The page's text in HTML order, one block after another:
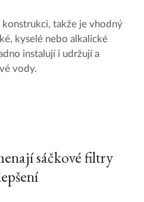
takže je vhodný
kyselé nebo alkalické
instalují i udržují a
vody.
sáčkové filtry